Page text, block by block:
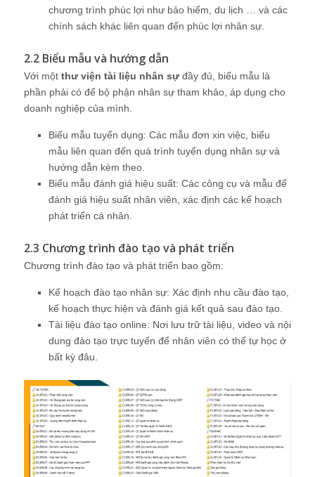
chương trình phúc lợi như bảo hiểm, du lịch … và các
chính sách khác liên quan đến phúc lợi nhân sự.
2.2 Biểu mẫu và hướng dẫn
Với một thư viện tài liệu nhân sựđầy đủ, biểu mẫu là
phần phải có để bộ phận nhân sự tham khảo, áp dụng cho
doanh nghiệp của mình.
Biểu mẫu tuyển dụng: Các mẫu đơn xin việc, biểu
mẫu liên quan đến quá trình tuyển dụng nhân sự và
hướng dẫn kèm theo.
Biểu mẫu đánh giá hiệu suất: Các công cụ và mẫu để
đánh giá hiệu suất nhân viên, xác định các kế hoạch
phát triển cá nhân.
2.3 Chương trình đào tạo và phát triển
Chương trình đào tạo và phát triển bao gồm:
Kế hoạch đào tạo nhân sự: Xác định nhu cầu đào tạo,
kế hoạch thực hiện và đánh giá kết quả sau đào tạo.
Tài liệu đào tạo online: Nơi lưu trữ tài liệu, video và nội
dung đào tạo trực tuyến để nhân viên có thể tự học ở
bất kỳ đâu.